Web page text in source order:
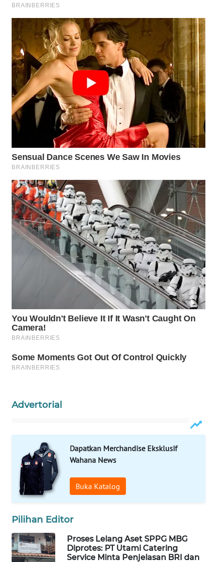
Advertorial
Dapatkan Merchandise Eksklusif
Wahana News
Buka Katalog
Pilihan Editor
Proses Lelang Aset SPPG MBG
Diprotes: PT Utami Catering
Service Minta Penjelasan BRI dan
TV
WAHANANEWS
ID
WAHANANEWS
CO ID
WAHANANEWS
NET
SPORT
UMKM
WAHANA
SELEB
WAHANA
PERSONA
WAHANA
HEALTH
WAHANA
DESA
LAPAK
WAHANA
Wahana
KONSUMEN
LISTRIK
KELISTRIKAN
WALINKI
ID